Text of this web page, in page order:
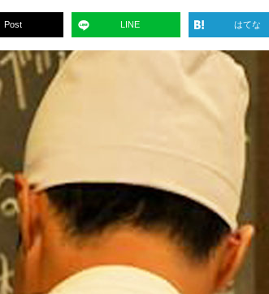
Post LINE はてな